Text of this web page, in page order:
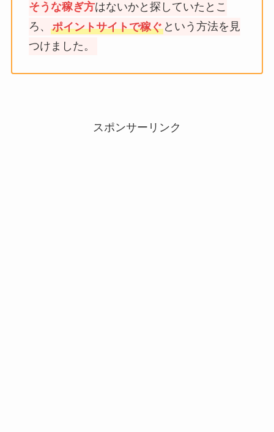
そうな稼ぎ方はないかと探していたとこ
ろ、 ポイントサイトで稼ぐという方法を見
つけました。
スポンサーリンク